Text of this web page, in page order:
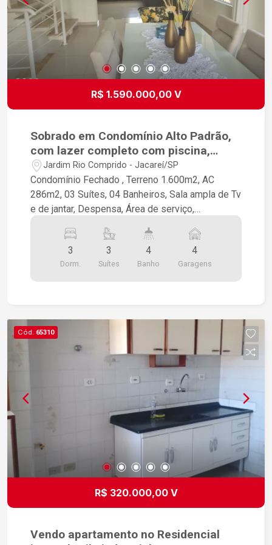
R$ 1.590.000,00 V
Sobrado em Condomínio Alto Padrão,
com lazer completo com piscina,
quadra, lago
Jardim Rio Comprido - Jacareí/SP
Condomínio Fechado , Terreno 1.600m2, AC
286m2, 03 Suítes, 04 Banheiros, Sala ampla de Tv
e de jantar, Despensa, Área de serviço,
poliesportiva, Quiosque com churrasqueiras,
Salão de festa, Piscina.
3
Dorm.
3
Suítes
4
Banho
4
Garagens
Cód. 65310
R$ 320.000,00 V
Vendo apartamento no Residencial